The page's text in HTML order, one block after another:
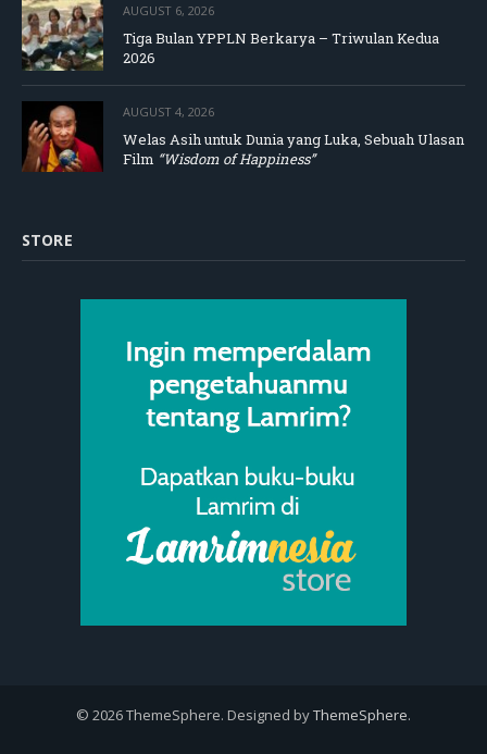
AUGUST 6, 2026
Tiga Bulan YPPLN Berkarya – Triwulan Kedua
2026
AUGUST 4, 2026
Welas Asih untuk Dunia yang Luka, Sebuah Ulasan
Film “Wisdom of Happiness”
STORE
© 2026 ThemeSphere. Designed byThemeSphere.